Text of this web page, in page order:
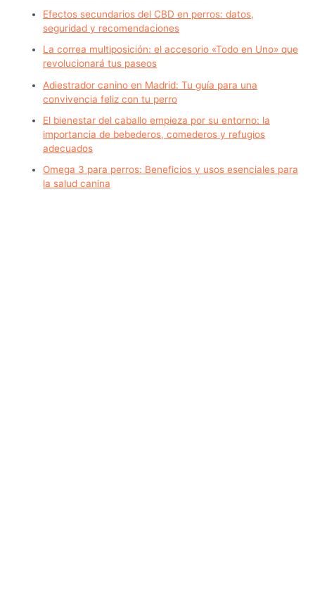
Efectos secundarios del CBD en perros: datos,
seguridad y recomendaciones
La correa multiposición: el accesorio «Todo en Uno» que
revolucionará tus paseos
Adiestrador canino en Madrid: Tu guía para una
convivencia feliz con tu perro
El bienestar del caballo empieza por su entorno: la
importancia de bebederos, comederos y refugios
adecuados
Omega 3 para perros: Beneficios y usos esenciales para
la salud canina